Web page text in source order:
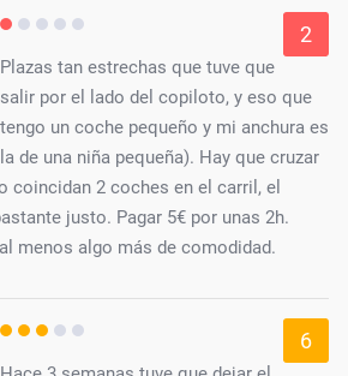
2
Plazas tan estrechas que tuve que
salir por el lado del copiloto, y eso que
tengo un coche pequeño y mi anchura es
la de una niña pequeña). Hay que cruzar
coincidan 2 coches en el carril, el
justo. Pagar 5€ por unas 2h.
menos algo más de comodidad.
6